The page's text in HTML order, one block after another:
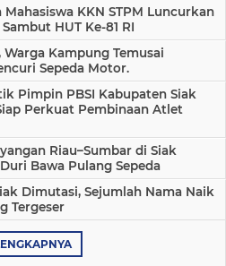
KKN STPM Luncurkan
HUT Ke-81 RI
Kampung Temusai
Sepeda Motor.
Pimpin PBSI Kabupaten Siak
Perkuat Pembinaan Atlet
Riau–Sumbar di Siak
Bawa Pulang Sepeda
Dimutasi, Sejumlah Nama Naik
Tergeser